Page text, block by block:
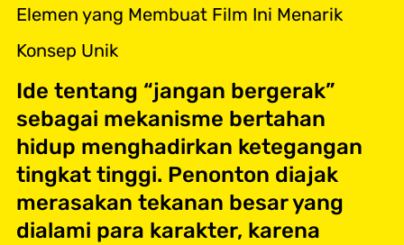
Elemen yang Membuat Film Ini Menarik
Konsep Unik
Ide tentang “jangan bergerak”
sebagai mekanisme bertahan
hidup menghadirkan ketegangan
tingkat tinggi. Penonton diajak
merasakan tekanan besar yang
dialami para karakter, karena